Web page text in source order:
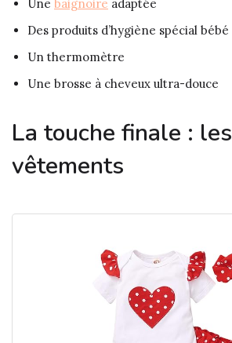
Une baignoire adaptée
Des produits d’hygiène spécial bébé
Un thermomètre
Une brosse à cheveux ultra-douce
La touche finale : les
vêtements